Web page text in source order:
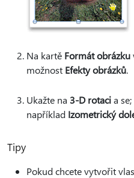
Na kartě Formát obrázku
možnost Efekty obrázků.
Ukažte na 3-D rotacia
například Izometrický
Tipy
Pokud chcete vytvořit